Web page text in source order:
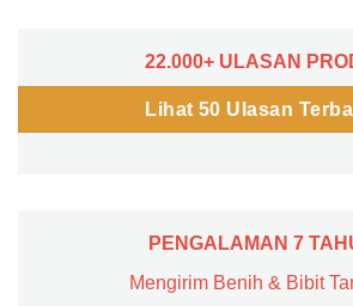
22.000+ ULASAN
Lihat 50 Ulasan
PENGALAMAN 7
Mengirim Benih & Bibit